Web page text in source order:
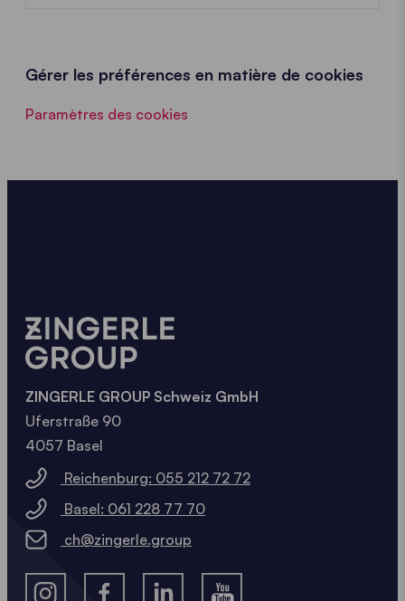
Gérer les préférences en matière de cookies
Paramètres des cookies
ZINGERLE GROUP Schweiz GmbH
Uferstraße 90
4057 Basel
Reichenburg: 055 212 72 72
Basel: 061 228 77 70
ch@zingerle.group